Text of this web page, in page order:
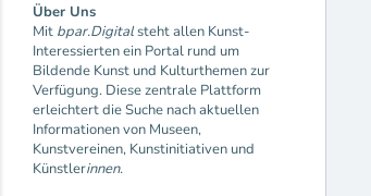
Über Uns
Mit bpar.Digitalsteht allen Kunst-
Interessierten ein Portal rund um
Bildende Kunst und Kulturthemen zur
Verfügung. Diese zentrale Plattform
erleichtert die Suche nach aktuellen
Informationen von Museen,
Kunstvereinen, Kunstinitiativen und
Künstlerinnen.